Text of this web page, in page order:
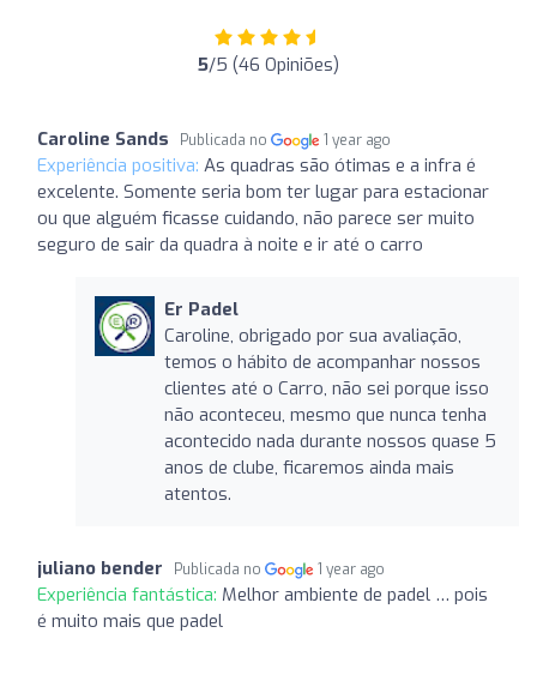
5/5 (46 Opiniões)
Caroline Sands Publicada no 1 year ago
Experiência positiva: As quadras são ótimas e a infra é
excelente. Somente seria bom ter lugar para estacionar
ou que alguém ficasse cuidando, não parece ser muito
seguro de sair da quadra à noite e ir até o carro
Er Padel
Caroline, obrigado por sua avaliação,
temos o hábito de acompanhar nossos
clientes até o Carro, não sei porque isso
não aconteceu, mesmo que nunca tenha
acontecido nada durante nossos quase 5
anos de clube, ficaremos ainda mais
atentos.
juliano bender Publicada no 1 year ago
Experiência fantástica: Melhor ambiente de padel … pois
é muito mais que padel